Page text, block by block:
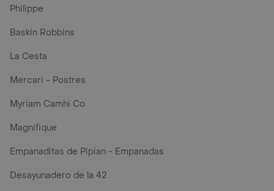
Philippe
Baskin Robbins
La Cesta
Mercari - Postres
Myriam Camhi Co
Magnifique
Empanaditas de Pipian - Empanadas
Desayunadero de la 42